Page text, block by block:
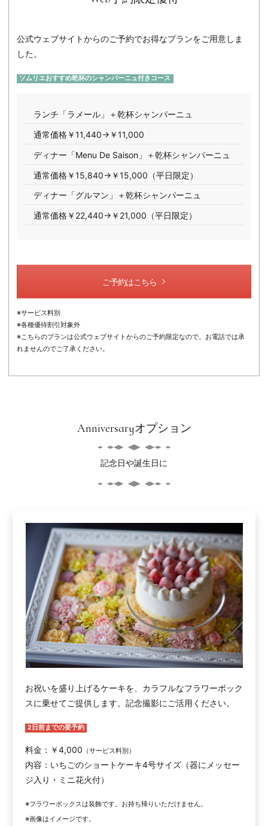
公式ウェブサイトからのご予約でお得なプランをご用意しま
した。
ソムリエおすすめ乾杯のシャンパーニュ付きコース
ランチ「ラメール」＋乾杯シャンパーニュ
通常価格￥11,440→￥11,000
ディナー「Menu De Saison」＋乾杯シャンパーニュ
通常価格￥15,840→￥15,000（平日限定）
ディナー「グルマン」＋乾杯シャンパーニュ
通常価格￥22,440→￥21,000（平日限定）
ご予約はこちら
※サービス料別
※各種優待割引対象外
※こちらのプランは公式ウェブサイトからのご予約限定なので。お電話では承
れませんのでご了承ください。
Anniversaryオプション
記念日や誕生日に
お祝いを盛り上げるケーキを、カラフルなフラワーボック
スに乗せてご提供します。記念撮影にご活用ください。
2日前までの要予約
料金：￥4,000 （サービス料別）
内容：いちごのショートケーキ4号サイズ（器にメッセー
ジ入り・ミニ花火付）
※フラワーボックスは装飾です。お持ち帰りいただけません。
※画像はイメージです。